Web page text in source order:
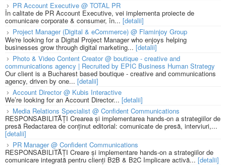
PR Account Executive @ TOTAL PR
În calitate de PR Account Executive, vei implementa proiecte de
comunicare corporate & consumer, în... [detalii]
Project Manager (Digital & eCommerce) @ Flaminjoy Group
We're looking for a Digital Project Manager who enjoys helping
businesses grow through digital marketing... [detalii]
Photo & Video Content Creator @ boutique - creative and
communications agency | Recruited by EPIC Business Human Strategy
Our client is a Bucharest based boutique - creative and communications
agency, driven by one... [detalii]
Account Director @ Kubis Interactive
We’re looking for an Account Director... [detalii]
Media Relations Specialist @ Confident Communications
RESPONSABILITĂȚI Crearea și implementarea hands-on a strategiilor de
presă Redactarea de conținut editorial: comunicate de presă, interviuri,...
[detalii]
PR Manager @ Confident Communications
RESPONSABILITĂȚI Creare și implementare hands-on a strategiilor de
comunicare integrată pentru clienți B2B & B2C Implicare activă... [detalii]